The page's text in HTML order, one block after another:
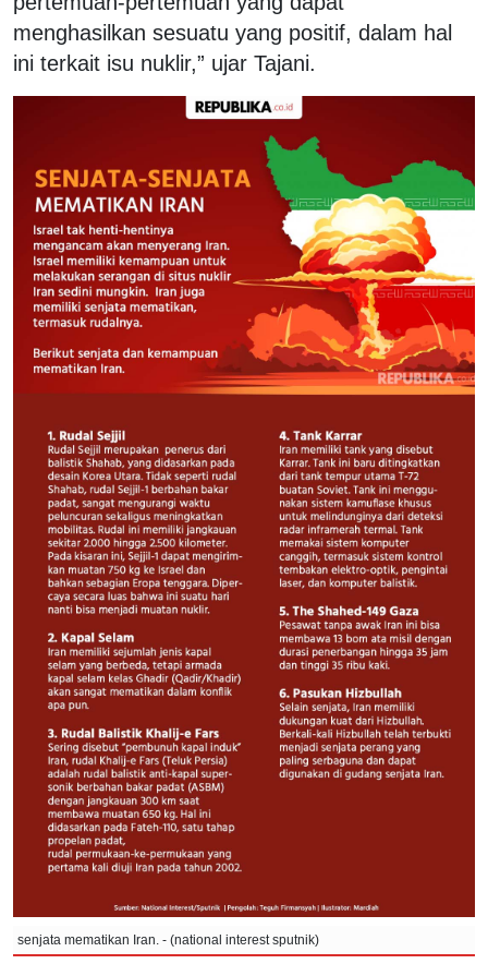
menghasilkan sesuatu yang positif, dalam hal
ini terkait isu nuklir,” ujar Tajani.
senjata mematikan Iran. - (national interest sputnik)